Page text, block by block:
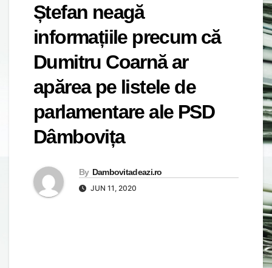
Ștefan neagă
informațiile precum că
Dumitru Coarnă ar
apărea pe listele de
parlamentare ale PSD
Dâmbovița
By Dambovitadeazi.ro
JUN 11, 2020